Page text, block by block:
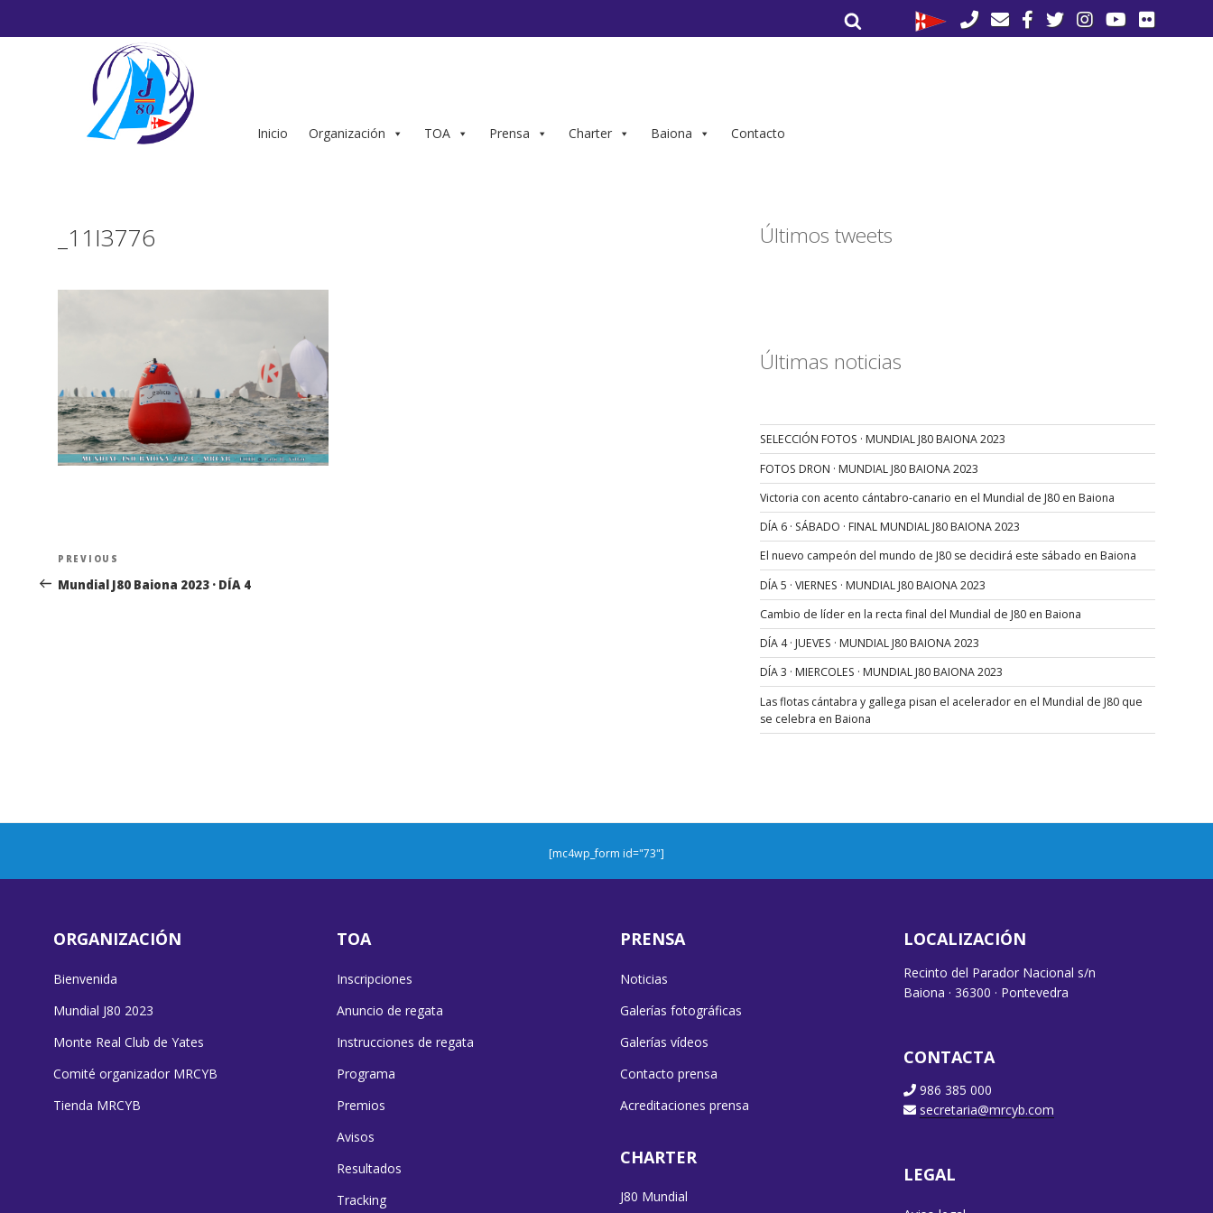
por:
Inicio Organización TOA Prensa Charter Baiona Contacto
_11I3776
Navegación
de
Previous
Post
PREVIOUS
Mundial J80 Baiona 2023 · DÍA 4
Últimos tweets
Últimas noticias
SELECCIÓN FOTOS · MUNDIAL J80 BAIONA 2023
FOTOS DRON · MUNDIAL J80 BAIONA 2023
Victoria con acento cántabro-canario en el Mundial de J80 en Baiona
DÍA 6 · SÁBADO · FINAL MUNDIAL J80 BAIONA 2023
El nuevo campeón del mundo de J80 se decidirá este sábado en Baiona
DÍA 5 · VIERNES · MUNDIAL J80 BAIONA 2023
Cambio de líder en la recta final del Mundial de J80 en Baiona
DÍA 4 · JUEVES · MUNDIAL J80 BAIONA 2023
DÍA 3 · MIERCOLES · MUNDIAL J80 BAIONA 2023
Las flotas cántabra y gallega pisan el acelerador en el Mundial de J80 que
se celebra en Baiona
[mc4wp_form id="73"]
ORGANIZACIÓN
Bienvenida
Mundial J80 2023
Monte Real Club de Yates
Comité organizador MRCYB
Tienda MRCYB
TOA
Inscripciones
Anuncio de regata
Instrucciones de regata
Programa
Premios
Avisos
Resultados
Tracking
PRENSA
Noticias
Galerías fotográficas
Galerías vídeos
Contacto prensa
Acreditaciones prensa
CHARTER
J80 Mundial
LOCALIZACIÓN
Recinto del Parador Nacional s/n
Baiona · 36300 · Pontevedra
CONTACTA
986 385 000
secretaria@mrcyb.com
LEGAL